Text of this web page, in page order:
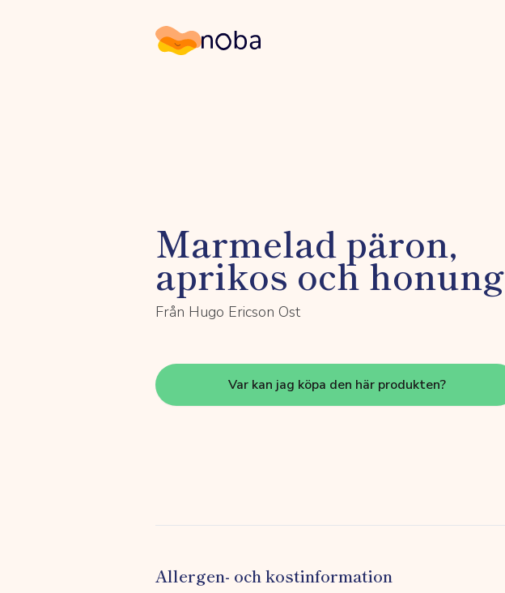
Noba
Marmelad päron,
aprikos och honung
Från Hugo Ericson Ost
Var kan jag köpa den här produkten?
Allergen- och kostinformation